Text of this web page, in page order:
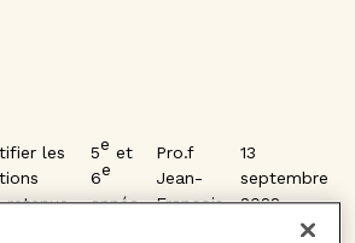
les
retenue
5e et
6e
année
Pro.f
Jean-
François
13
septembre
2022